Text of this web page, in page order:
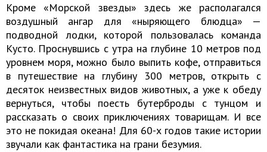
Кроме «Морской звезды» здесь же располагался
воздушный ангар для «ныряющего блюдца» —
подводной лодки, которой пользовалась команда
Кусто. Проснувшись с утра на глубине 10 метров под
уровнем моря, можно было выпить кофе, отправиться
в путешествие на глубину 300 метров, открыть с
десяток неизвестных видов животных, а уже к обеду
вернуться, чтобы поесть бутерброды с тунцом и
рассказать о своих приключениях товарищам. И все
это не покидая океана! Для 60-х годов такие истории
звучали как фантастика на грани безумия.